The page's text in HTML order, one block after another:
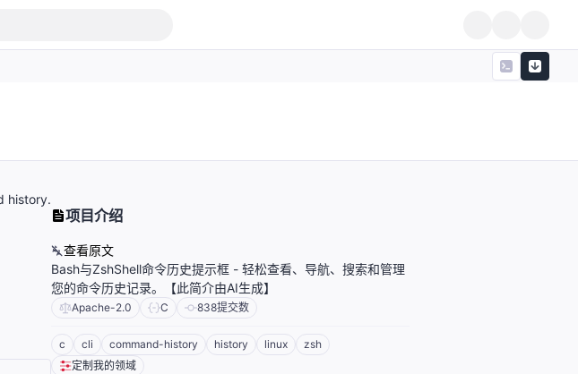
history.
项目介绍
查看原文
Bash与ZshShell命令历史提示框 - 轻松查看、导航、搜索和管理
您的命令历史记录。【此简介由AI生成】
Apache-2.0 C 838提交数
c cli command-history history linux
zsh
定制我的领域